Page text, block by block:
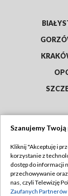
Abonament
Emisja w TVP
Szanujemy
Kliknij "Akceptuję i
korzystanie z
dostęp do informacji
przechowywanie
nas, czyli Telewizję
Zaufanych